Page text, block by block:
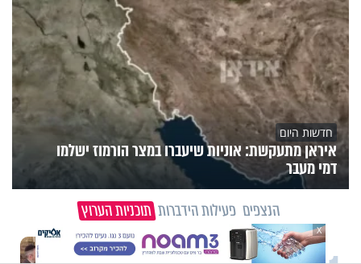
חדשות היום
איראן מתעקשת: אוניות שיעברו במצר הורמוז ישלמו
דמי מעבר
הנצפים פעילות הידברות תוכניות הערוץ
וידיאו מגזין
X